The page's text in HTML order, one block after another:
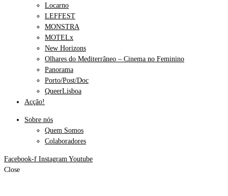
Locarno
LEFFEST
MONSTRA
MOTELx
New Horizons
Olhares do Mediterrâneo – Cinema no Feminino
Panorama
Porto/Post/Doc
QueerLisboa
Acção!
Sobre nós
Quem Somos
Colaboradores
Facebook-f Instagram Youtube
Close